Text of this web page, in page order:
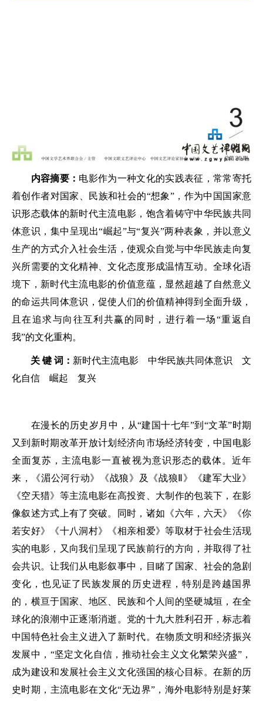
内容摘要： 电影作为一种文化的实践表征，常常寄托
着创作者对国家、民族和社会的“想象”，作为中国国家意
识形态载体的新时代主流电影，饱含着铸守中华民族共同
体意识，集中呈现出“崛起”与“复兴”两种表象，并以意义
生产的方式介入社会生活，使观众自觉与中华民族走向复
兴所需要的文化精神、文化态度形成温情互动。全球化语
境下，新时代主流电影的价值意蕴，显然超越了自然意义
的命运共同体意识，促使人们的价值精神得到全面升级，
且在追求与向往互利共赢的同时，进行着一场“重返自
我”的文化重构。
关 键 词： 新时代主流电影 中华民族共同体意识 文
化自信 崛起 复兴
在漫长的历史岁月中，从“建国十七年”到“文革”时期
又到新时期改革开放计划经济向市场经济转变，中国电影
全面复苏，主流电影一直被视为意识形态的载体。近年
来，《湄公河行动》《战狼》及《战狼Ⅱ》《建军大业》
《空天猎》等主流电影在高投资、大制作的包装下，在影
像叙述方式上有了突破。同时，诸如《六年，六天》《你
若安好》《十八洞村》《相亲相爱》等取材于社会生活现
实的电影，又向我们呈现了民族前行的方向，并取得了社
会共识。让我们从电影叙事中，目睹了国家、社会的急剧
变化，也见证了民族发展的历史进程，特别是跨越国界
的，横亘于国家、地区、民族和个人间的坚硬城垣，在全
球化的浪潮中正逐渐消逝。党的十九大胜利召开，标志着
中国特色社会主义进入了新时代。在物质文明和经济振兴
发展中，“坚定文化自信，推动社会主义文化繁荣兴盛”，
成为建设和发展社会主义文化强国的核心目标。在新的历
史时期，主流电影在文化“无边界”，海外电影特别是好莱